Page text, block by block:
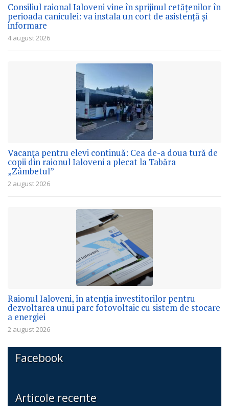
Consiliul raional Ialoveni vine în sprijinul cetățenilor în
perioada caniculei: va instala un cort de asistență și
informare
4 august 2026
Vacanța pentru elevi continuă: Cea de-a doua tură de
copii din raionul Ialoveni a plecat la Tabăra
„Zâmbetul”
2 august 2026
Raionul Ialoveni, în atenția investitorilor pentru
dezvoltarea unui parc fotovoltaic cu sistem de stocare
a energiei
2 august 2026
Facebook
Articole recente